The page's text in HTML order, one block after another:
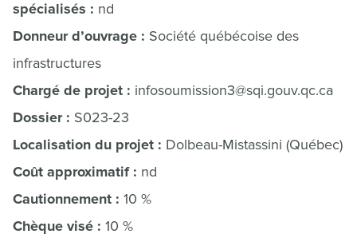
spécialisés : nd
Donneur d’ouvrage : Société québécoise des
infrastructures
Chargé de projet : infosoumission3@sqi.gouv.qc.ca
Dossier : S023-23
Localisation du projet : Dolbeau-Mistassini (Québec)
Coût approximatif : nd
Cautionnement : 10 %
Chèque visé : 10 %